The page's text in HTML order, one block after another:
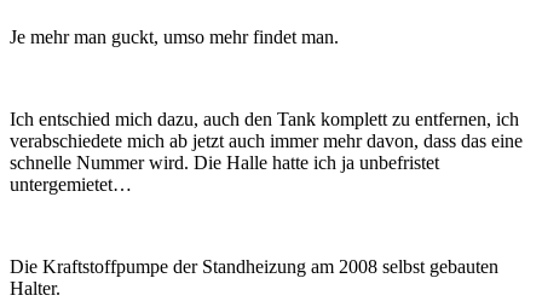
Je mehr man guckt, umso mehr findet man.
Ich entschied mich dazu, auch den Tank komplett zu entfernen, ich
verabschiedete mich ab jetzt auch immer mehr davon, dass das eine
schnelle Nummer wird. Die Halle hatte ich ja unbefristet
untergemietet…
Die Kraftstoffpumpe der Standheizung am 2008 selbst gebauten
Halter.